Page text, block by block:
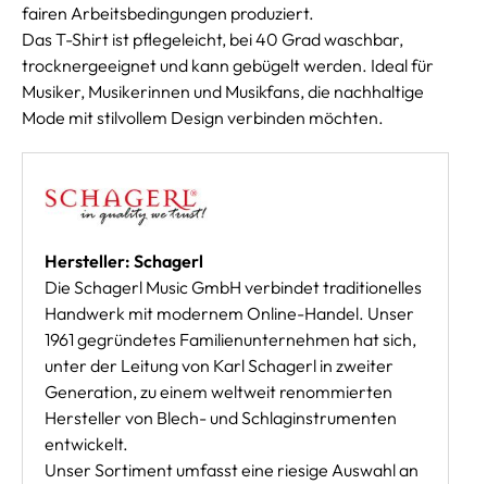
fairen Arbeitsbedingungen produziert.
Das T-Shirt ist pflegeleicht, bei 40 Grad waschbar,
trocknergeeignet und kann gebügelt werden. Ideal für
Musiker, Musikerinnen und Musikfans, die nachhaltige
Mode mit stilvollem Design verbinden möchten.
Hersteller: Schagerl
Die Schagerl Music GmbH verbindet traditionelles
Handwerk mit modernem Online-Handel. Unser
1961 gegründetes Familienunternehmen hat sich,
unter der Leitung von Karl Schagerl in zweiter
Generation, zu einem weltweit renommierten
Hersteller von Blech- und Schlaginstrumenten
entwickelt.
Unser Sortiment umfasst eine riesige Auswahl an